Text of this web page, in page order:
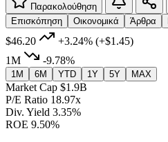
Παρακολούθηση
Επισκόπηση
Οικονομικά Άρθρα
$46.20 +3.24% (+$1.45)
1M
-9.78%
1M 6M YTD 1Y 5Y MAX
Market Cap $1.9B
P/E Ratio 18.97x
Div. Yield 3.35%
ROE 9.50%